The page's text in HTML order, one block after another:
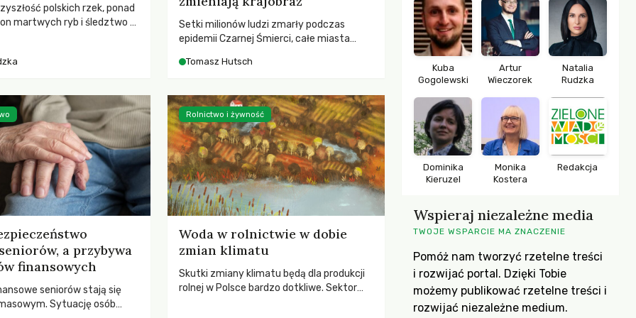
polskich rzek, ponad
martwych ryb i śledztwo z
by prace modernizacyjne
śmierci rzeki.
Setki milionów ludzi zmarły podczas
epidemii Czarnej Śmierci, całe miasta
pierwsze liście nowych dębów rozwijały
podnosiła się po jednej z największych
katastrof w swoich dziejach.
Tomasz Hutsch
a przybywa
finansowych
seniorów stają się
Sytuację osób
Woda w rolnictwie w dobie
zmian klimatu
Skutki zmiany klimatu będą dla produkcji
rolnej w Polsce bardzo dotkliwe. Sektor
Rolnictwo i żywność
Kuba
Gogolewski
Artur
Wieczorek
Natalia
Rudzka
Dominika
Kieruzel
Monika
Kostera
Redakcja
Wspieraj niezależne media
TWOJE WSPARCIE MA ZNACZENIE
Pomóż nam tworzyć rzetelne treści
i rozwijać portal. Dzięki Tobie
możemy publikować rzetelne treści i
rozwijać niezależne medium.